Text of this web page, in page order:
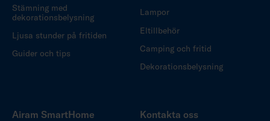
Stämning med
dekorationsbelysning
Ljusa stunder på fritiden
Guider och tips
Lampor
Eltillbehör
Camping och fritid
Dekorationsbelysning
Airam SmartHome Kontakta oss